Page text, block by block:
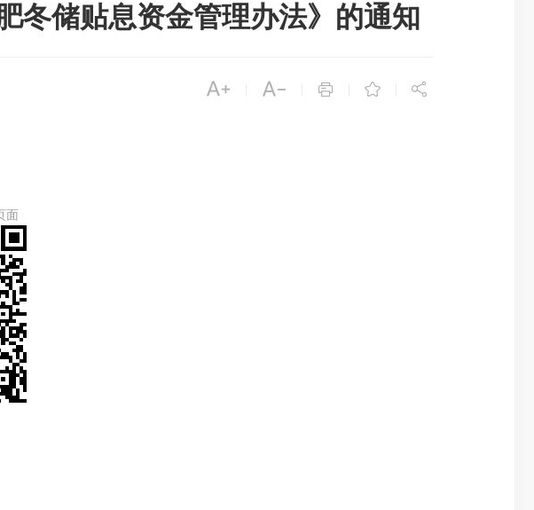
冬储贴息资金管理办法》的通知
    
面